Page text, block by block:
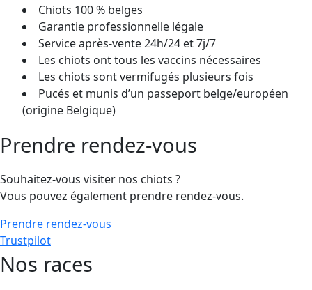
Chiots 100 % belges
Garantie professionnelle légale
Service après-vente 24h/24 et 7j/7
Les chiots ont tous les vaccins nécessaires
Les chiots sont vermifugés plusieurs fois
Pucés et munis d’un passeport belge/européen
(origine Belgique)
Prendre rendez-vous
Souhaitez-vous visiter nos chiots ?
Vous pouvez également prendre rendez-vous.
Prendre rendez-vous
Trustpilot
Nos races